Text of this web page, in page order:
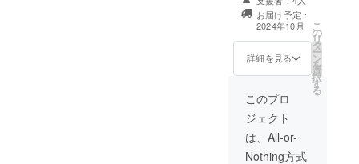
て記載します。
畑の入り口(小
屋の玄関)に設置
いたします！
※支援時、必ず備
考欄に掲載を希
望されるお名前
をご記入くださ
い。
か？ ・日時：
2024年10月〜
11月ごろ開催予
定 ・場所：石垣
市 名倉近郊 ・
援者様の交通費
や滞在費は各自
でご負担くださ
い。 ・支援者様
との連絡方法：
詳細はメールで
お届け予定：
2024年10月
詳細を見る
こ
の
リ
タ
ー
ン
を
選
択
す
る
このプロ
ジェクト
は、All-or-
Nothing方式